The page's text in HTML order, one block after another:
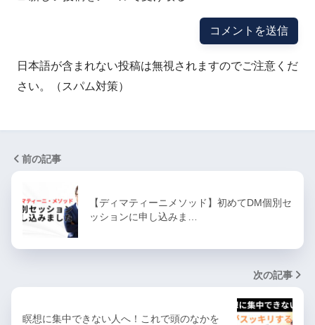
日本語が含まれない投稿は無視されますのでご注意くだ
さい。（スパム対策）
前の記事
【ディマティーニメソッド】初めてDM個別セ
ッションに申し込みま…
次の記事
瞑想に集中できない人へ！これで頭のなかを